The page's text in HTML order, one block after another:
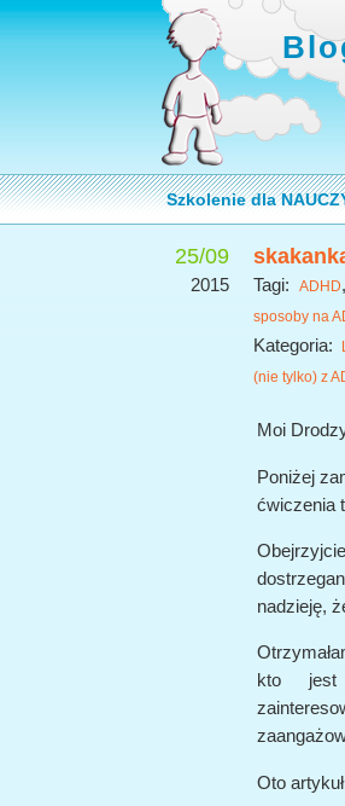
Szkolenie dla
25/09
2015 Tagi: ADHD
sposoby na
Kategoria:
(nie tylko) z
Moi
Poniżej
ćwiczenia
nadzieję,
kto jest
Oto